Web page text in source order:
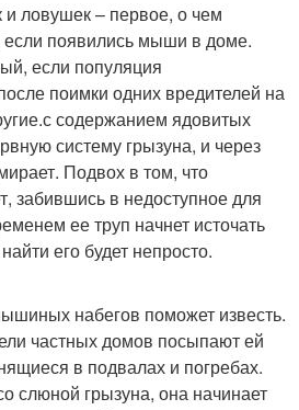
ловушек – первое, о чем
если появились мыши в доме.
если популяция
поимки одних вредителей на
содержанием ядовитых
систему грызуна, и через
Подвох в том, что
забившись в недоступное для
ее труп начнет источать
его будет непросто.
набегов поможет известь.
частных домов посыпают ей
в подвалах и погребах.
слюной грызуна, она начинает